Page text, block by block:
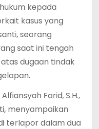
kepada
kasus yang
seorang
saat ini tengah
dugaan tindak
Farid, S.H.,
menyampaikan
terlapor dalam dua